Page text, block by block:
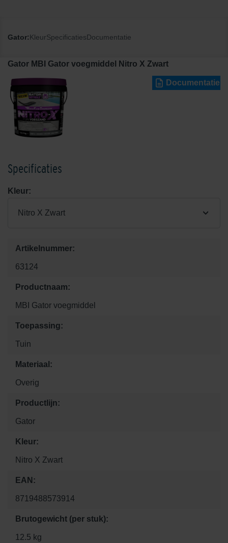
Gator:KleurSpecificatiesDocumentatie
Gator MBI Gator voegmiddel Nitro X Zwart
Documentatie
Specificaties
Kleur:
Nitro X Zwart
Artikelnummer:
63124
Productnaam:
MBI Gator voegmiddel
Toepassing:
Tuin
Materiaal:
Overig
Productlijn:
Gator
Kleur:
Nitro X Zwart
EAN:
8719488573914
Brutogewicht (per stuk):
12.5 kg